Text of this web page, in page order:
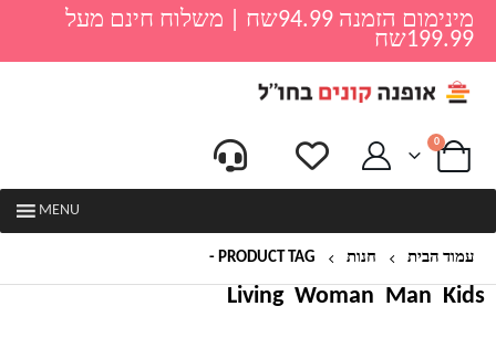
מינימום הזמנה 94.99שח | משלוח חינם מעל
199.99שח
0
MENU
עמוד הבית חנות PRODUCT TAG -
Kids
Man
Woman
Living